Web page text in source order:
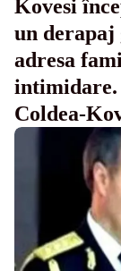
Kovesi
un
adresa
intimidare.
Coldea-